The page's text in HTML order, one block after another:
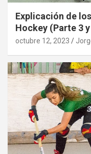
Explicación de
Hockey (Parte 3
octubre 12, 2023